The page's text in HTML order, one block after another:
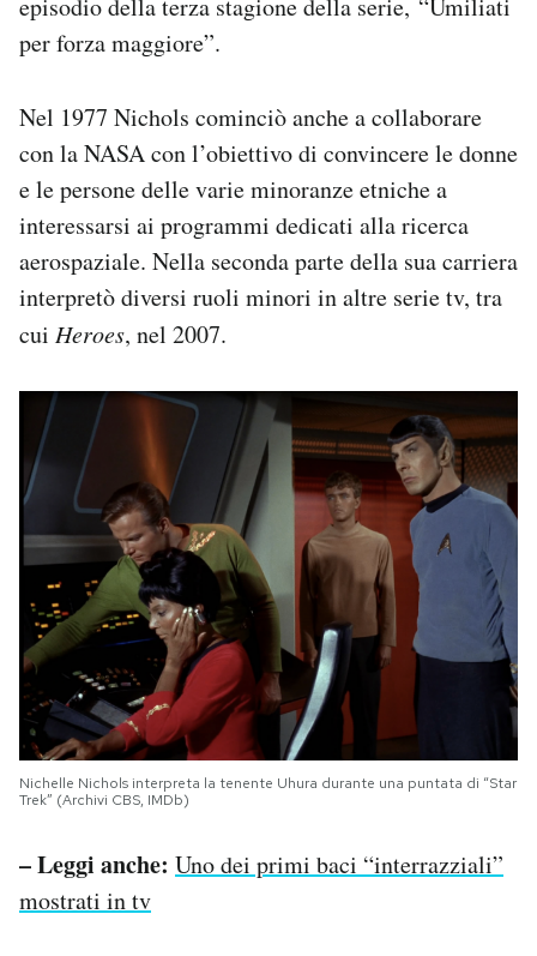
per forza maggiore”.
Nel 1977 Nichols cominciò anche a collaborare
con la NASA con l’obiettivo di convincere le donne
e le persone delle varie minoranze etniche a
interessarsi ai programmi dedicati alla ricerca
aerospaziale. Nella seconda parte della sua carriera
interpretò diversi ruoli minori in altre serie tv, tra
cui Heroes, nel 2007.
Nichelle Nichols interpreta la tenente Uhura durante una puntata di “Star
Trek” (Archivi CBS, IMDb)
– Leggi anche: Uno dei primi baci “interrazziali”
mostrati in tv